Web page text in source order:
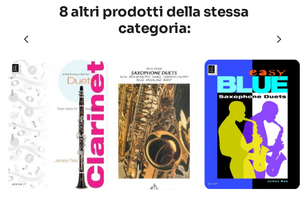
8 altri prodotti della stessa
categoria: